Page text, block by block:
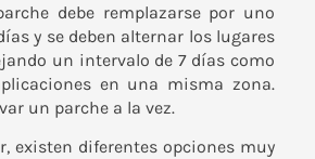
debe remplazarse por uno
y se deben alternar los lugares
un intervalo de 7 días como
en una misma zona.
un parche a la vez.
existen diferentes opciones muy